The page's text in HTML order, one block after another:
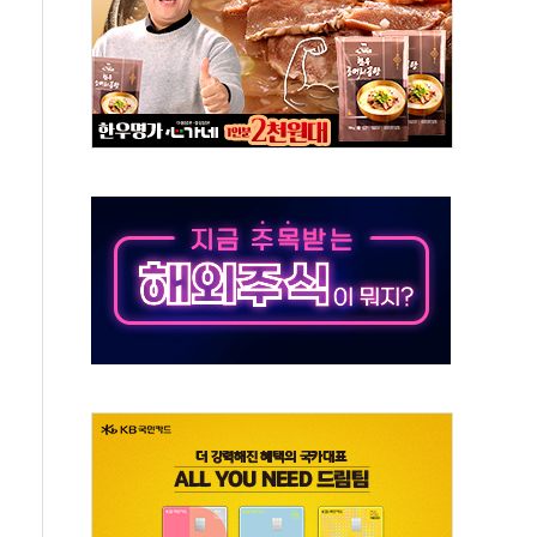
아지며 상승… STOXX 600 지수는 나흘 연속 최고치